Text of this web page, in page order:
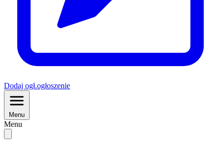
Dodaj ogł.ogłoszenie
Menu
Menu